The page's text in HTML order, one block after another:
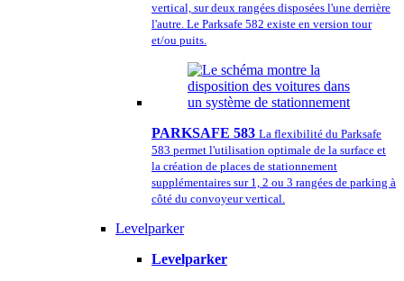
vertical, sur deux rangées disposées l'une derrière
l'autre. Le Parksafe 582 existe en version tour
et/ou puits.
PARKSAFE 583 La flexibilité du Parksafe
583 permet l'utilisation optimale de la surface et
la création de places de stationnement
supplémentaires sur 1, 2 ou 3 rangées de parking à
côté du convoyeur vertical.
Levelparker
Levelparker